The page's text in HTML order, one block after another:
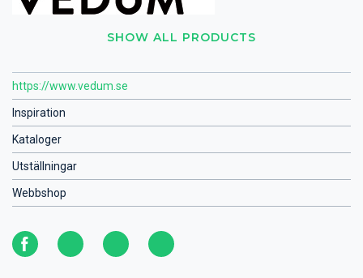
SHOW ALL PRODUCTS
https://www.vedum.se
Inspiration
Kataloger
Utställningar
Webbshop